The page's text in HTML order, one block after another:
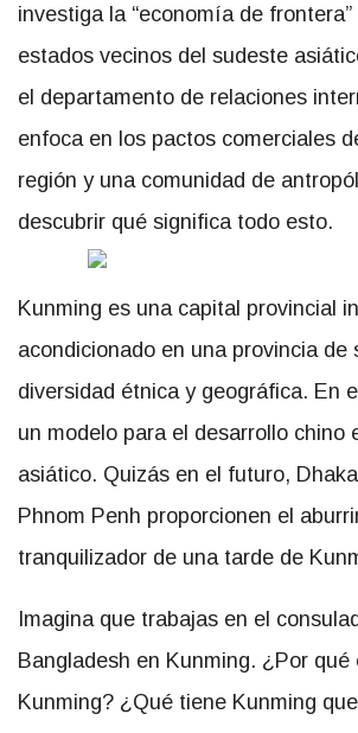
investiga la “economía de
estados vecinos del sudeste
el departamento de relaciones
enfoca en los pactos comerciales
región y una comunidad de
descubrir qué significa todo esto.
Kunming es una capital provincial
acondicionado en una provincia de
diversidad étnica y geográfica. En
un modelo para el desarrollo chino
asiático. Quizás en el futuro,
Phnom Penh proporcionen el
tranquilizador de una tarde de
Imagina que trabajas en el
Bangladesh en Kunming. ¿Por qué
Kunming? ¿Qué tiene Kunming